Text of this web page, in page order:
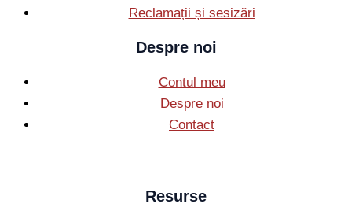
Reclamații și sesizări
Despre noi
Contul meu
Despre noi
Contact
Resurse